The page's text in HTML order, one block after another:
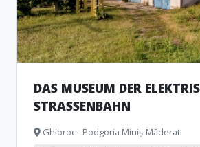
DAS MUSEUM DER
STRASSENBAHN
Ghioroc - Podgoria Miniș-Măderat